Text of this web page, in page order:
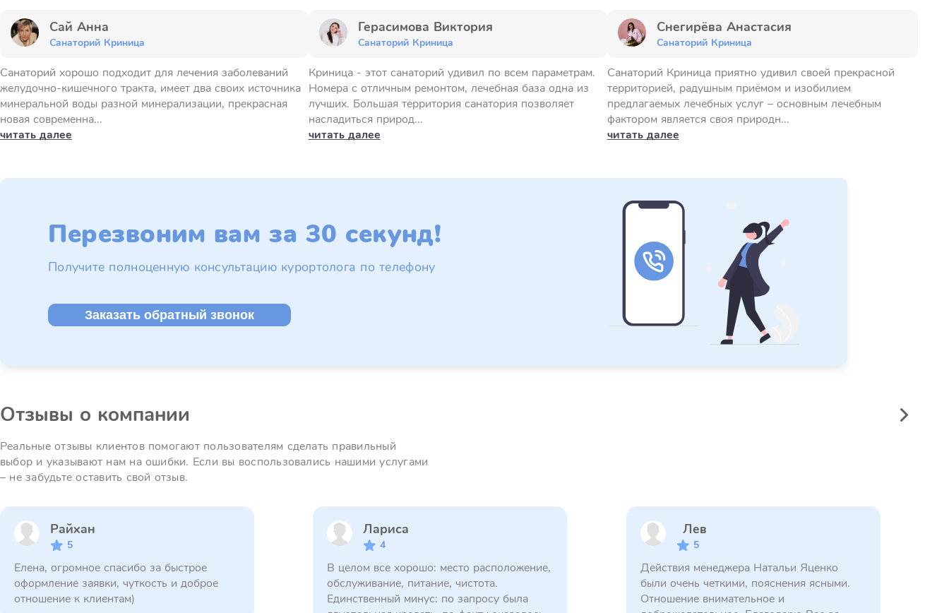
Сай Анна
Санаторий Криница
Санаторий хорошо подходит для лечения заболеваний
желудочно-кишечного тракта, имеет два своих источника
минеральной воды разной минерализации, прекрасная
новая современна...
читать далее
Герасимова Виктория
Санаторий Криница
Криница - этот санаторий удивил по всем параметрам.
Номера с отличным ремонтом, лечебная база одна из
лучших. Большая территория санатория позволяет
насладиться природ...
читать далее
Снегирёва Анастасия
Санаторий Криница
Санаторий Криница приятно удивил своей прекрасной
территорией, радушным приёмом и изобилием
предлагаемых лечебных услуг – основным лечебным
фактором является своя природн...
читать далее
Перезвоним вам за 30 секунд!
Получите полноценную консультацию курортолога по телефону
Заказать обратный звонок
Отзывы о компании
Реальные отзывы клиентов помогают пользователям сделать правильный
выбор и указывают нам на ошибки. Если вы воспользовались нашими услугами
– не забудьте оставить свой отзыв.
Райхан
5
Елена, огромное спасибо за быстрое
оформление заявки, чуткость и доброе
отношение к клиентам)
Лариса
4
В целом все хорошо: место расположение,
обслуживание, питание, чистота.
Единственный минус: по запросу была
Лев
5
Действия менеджера Натальи Яценко
были очень четкими, пояснения ясными.
Отношение внимательное и